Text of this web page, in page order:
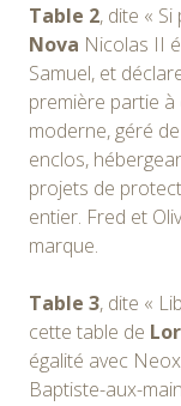
Table 2, dite «
Nova Nicolas II
Samuel, et
première partie à
moderne, géré
enclos,
projets de
entier. Fred et
marque.
Table 3, dite «
cette table de
égalité avec
Baptiste-aux-